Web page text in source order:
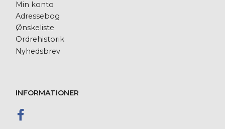
Min konto
Adressebog
Ønskeliste
Ordrehistorik
Nyhedsbrev
INFORMATIONER